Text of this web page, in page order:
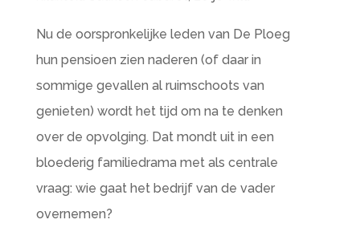
Nu de oorspronkelijke leden van De Ploeg
hun pensioen zien naderen (of daar in
sommige gevallen al ruimschoots van
genieten) wordt het tijd om na te denken
over de opvolging. Dat mondt uit in een
bloederig familiedrama met als centrale
vraag: wie gaat het bedrijf van de vader
overnemen?